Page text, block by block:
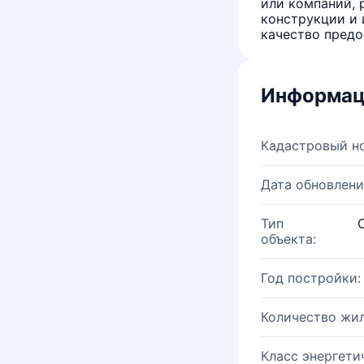
или компаний,
конструкции и
качество
Кадастровый
Дата
Тип
объекта:
Год постройки:
Количество
Класс